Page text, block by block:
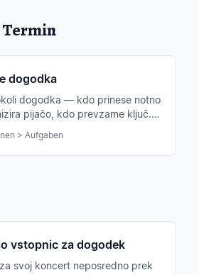
Termin
dogodka
dogodka — kdo prinese notno
pijačo, kdo prevzame ključ. Z
> Aufgaben
vstopnic za dogodek
svoj koncert neposredno prek